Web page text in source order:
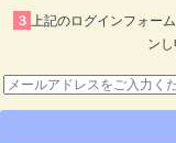
３
上記のログインフォー
ン